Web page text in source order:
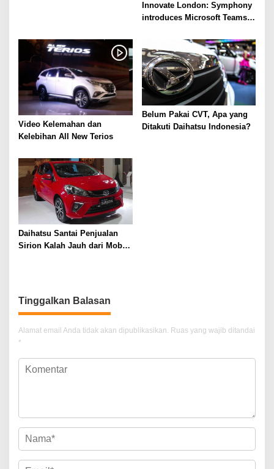
Innovate London: Symphony
introduces Microsoft Teams
Video Kelemahan dan
Kelebihan All New Terios
Belum Pakai CVT, Apa yang
Ditakuti Daihatsu Indonesia?
Daihatsu Santai Penjualan
Sirion Kalah Jauh dari Mobil
Tinggalkan Balasan
Alamat email Anda tidak akan dipublikasikan. Ruas yang wajib ditandai
*